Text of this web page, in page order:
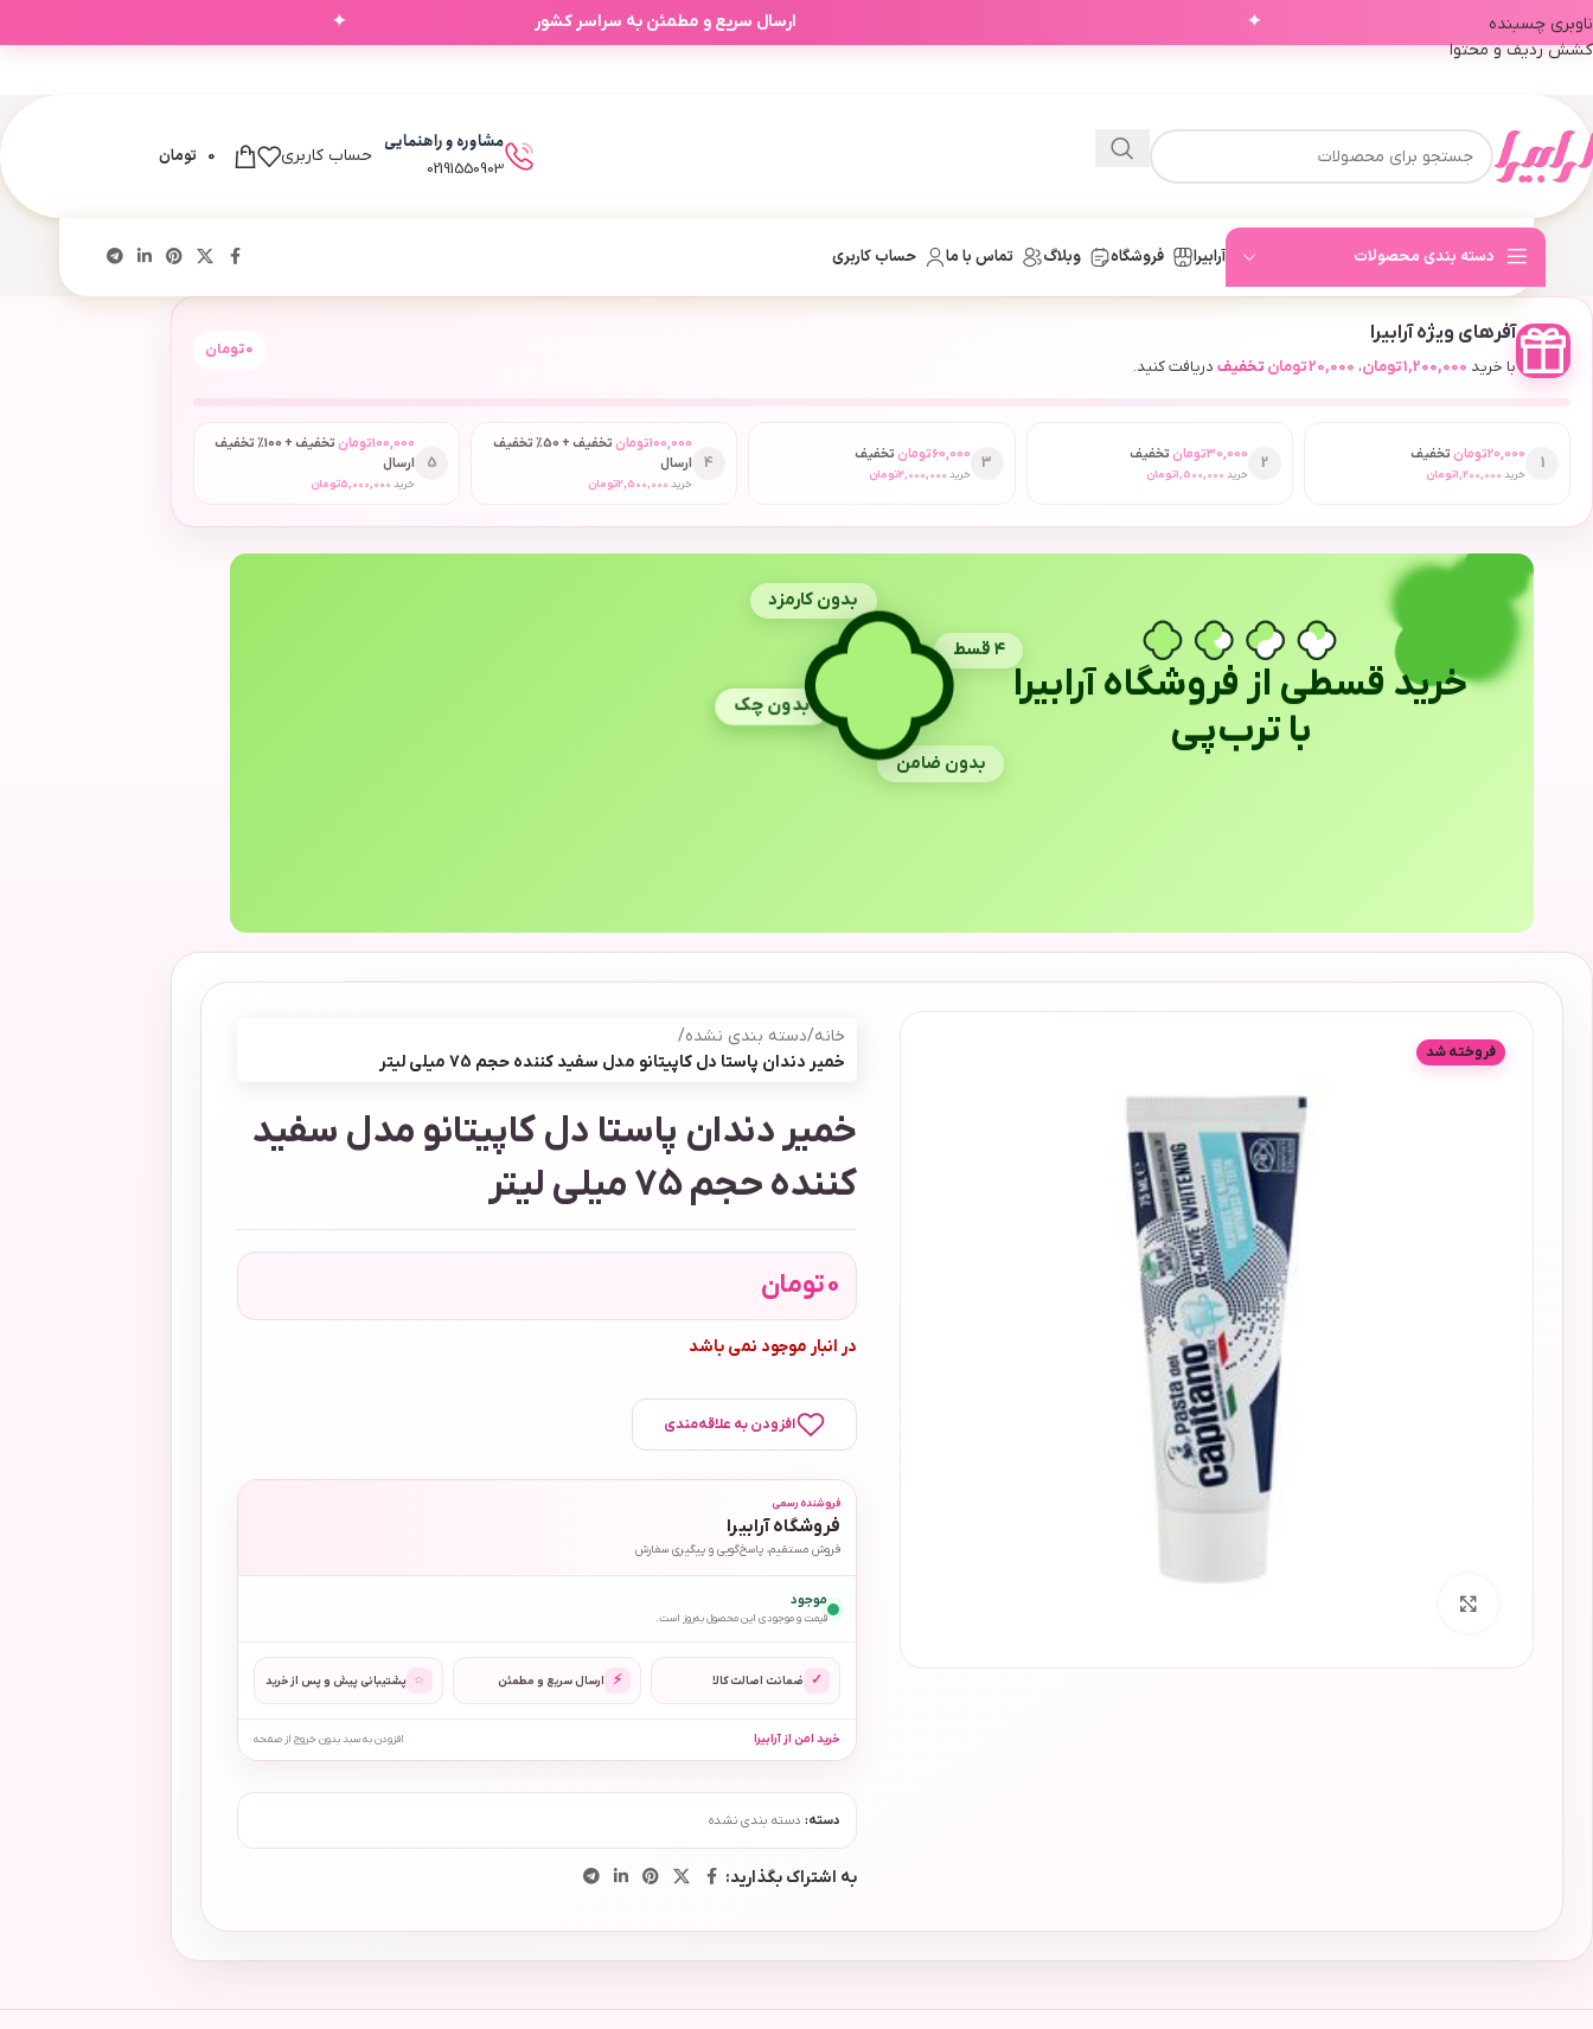
✦ ارسال سریع و مطمئن به سراسر کشور ✦
ناوبری چسبنده
کشش ردیف و محتوا
مشاوره و راهنمایی
02191550903
حساب کاربری 0 تومان
دسته بندی محصولات آرابیرا فروشگاه وبلاگ تماس با ما حساب کاربری
آفرهای ویژه آرابیرا
با خرید 1,200,000تومان، 20,000تومان تخفیف دریافت کنید.
0تومان
1
20,000تومان تخفیف
خرید 1,200,000تومان
2
30,000تومان تخفیف
خرید 1,500,000تومان
3
60,000تومان تخفیف
خرید 2,000,000تومان
4
100,000تومان
تخفیف + 50٪ تخفیف
ارسال
خرید 2,500,000تومان
5
100,000تومان
تخفیف + 100٪ تخفیف
ارسال
خرید 5,000,000تومان
خرید قسطی از فروشگاه آرابیرا
با ترب‌پی
بدون کارمزد
۴ قسط
بدون چک
بدون ضامن
فروخته شد
خانه/دسته بندی نشده/
خمیر دندان پاستا دل کاپیتانو مدل سفید کننده حجم 75 میلی لیتر
خمیر دندان پاستا دل کاپیتانو مدل سفید
کننده حجم 75 میلی لیتر
0تومان
در انبار موجود نمی باشد
افزودن به علاقه‌مندی
فروشنده رسمی
فروشگاه آرابیرا
فروش مستقیم، پاسخ‌گویی و پیگیری سفارش
موجود
قیمت و موجودی این محصول به‌روز است.
✓ ضمانت اصالت کالا ⚡ ارسال سریع و مطمئن ◌ پشتیبانی پیش و پس از خرید
خرید امن از آرابیرا افزودن به سبد بدون خروج از صفحه
دسته: دسته بندی نشده
به اشتراک بگذارید: